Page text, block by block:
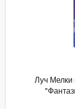
Луч Мелки